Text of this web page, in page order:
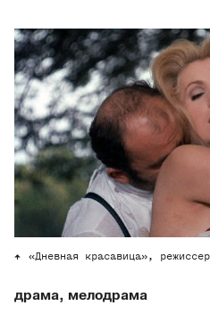
«Дневная красавица»,
драма, мелодрама